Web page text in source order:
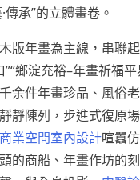
傳承”的立體畫卷。
版年畫為主線，串聯
鄉淀充裕–年畫祈福
余件年畫珍品、風俗
靜陳列，步進式復原
商業空間室內設計喧囂
商船、年畫作坊的